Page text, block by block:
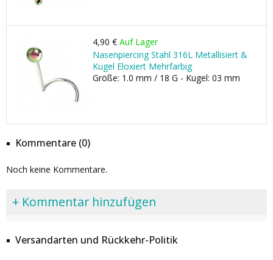
4,90 € Auf Lager
Nasenpiercing Stahl 316L Metallisiert &
Kugel Eloxiert Mehrfarbig
Größe: 1.0 mm / 18 G - Kugel: 03 mm
Kommentare (0)
Noch keine Kommentare.
+ Kommentar hinzufügen
Versandarten und Rückkehr-Politik